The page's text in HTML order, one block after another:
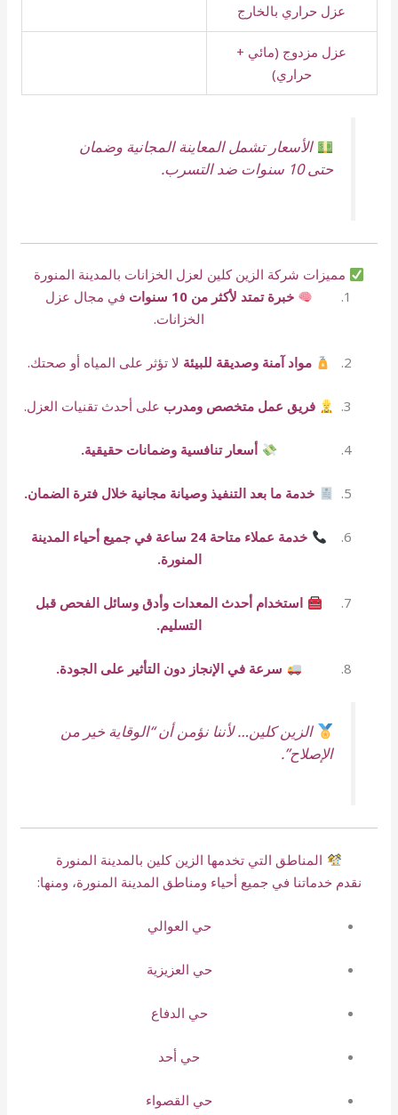
عزل حراري بالخارج
عزل مزدوج (مائي +
حراري)
الأسعار تشمل المعاينة المجانية وضمان
حتى 10 سنوات ضد التسرب.
مميزات شركة الزين كلين لعزل الخزانات بالمدينة المنورة
خبرة تمتد لأكثر من 10 سنوات
في مجال عزل
الخزانات.
مواد آمنة وصديقة للبيئة لا تؤثر على المياه أو صحتك.
فريق عمل متخصص ومدرب على أحدث تقنيات العزل.
أسعار تنافسية وضمانات حقيقية.
خدمة ما بعد التنفيذ وصيانة مجانية خلال فترة الضمان.
خدمة عملاء متاحة 24 ساعة في جميع أحياء المدينة
المنورة.
استخدام أحدث المعدات وأدق وسائل الفحص قبل
التسليم.
سرعة في الإنجاز دون التأثير على الجودة.
الزين كلين… لأننا نؤمن أن “الوقاية خير من
الإصلاح”.
المناطق التي تخدمها الزين كلين بالمدينة المنورة
نقدم خدماتنا في جميع أحياء ومناطق المدينة المنورة، ومنها:
حي العوالي
حي العزيزية
حي الدفاع
حي أحد
حي القصواء